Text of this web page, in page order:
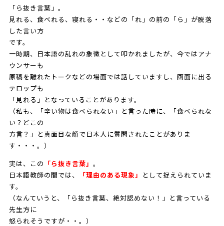
「ら抜き言葉」。
見れる、食べれる、寝れる・・などの「れ」の前の「ら」が脱落
した言い方
です。
一時期、日本語の乱れの象徴として叩かれましたが、今ではアナ
ウンサーも
原稿を離れたトークなどの場面では話していますし、画面に出る
テロップも
「見れる」となっていることがあります。
（私も、「辛い物は食べられない」と言った時に、「食べられな
い？どこの
方言？」と真面目な顔で日本人に質問されたことがありま
す・・・。）
実は、この 「ら抜き言葉」 。
日本語教師の間では、
「理由のある現象」
として捉えられていま
す。
（なんていうと、「ら抜き言葉、絶対認めない！」と言っている
先生方に
怒られそうですが・・。）